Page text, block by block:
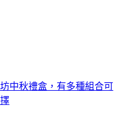
中秋禮盒，有多種組合可